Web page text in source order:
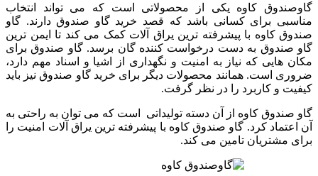
گاوصندوق کاوه یکی از محصولاتی است که می تواند انتخاب
مناسبی برای کسانی باشد که قصد خرید گاو صندوق دارند. گاو
صندوق کاوه با پیشرفته ترین یراق آلات کمک می کند تا ایمن ترین
گاو صندوق به دست درخواست کننده گان برسد. گاو صندوق برای
مکان هایی که نیاز به امنیت و نگهداری از اشیا و اسناد مهم دارد،
ضروری است. همانند محصولات دیگر برای خرید گاو صندوق نیز باید
کیفیت و کاربرد را در نظر گرفت.
گاو صندوق کاوه از آن دسته تولیداتی است که می توان به راحتی به
آن اعتماد کرد. گاو صندوق کاوه با پیشرفته ترین یراق آلات امنیت را
برای مشتریان تامین می کند.